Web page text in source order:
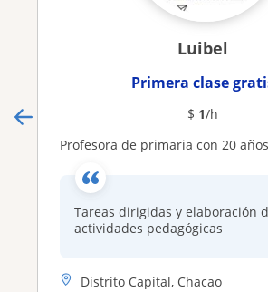
Luibel
Primera clase
$ 1/h
Profesora de primaria con 20 años de experiencia en la
Tareas dirigidas y elaboración
actividades pedagógicas
Distrito Capital, Chacao